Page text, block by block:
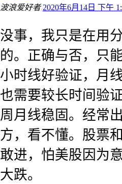
波浪爱好者 2020年6月14日 下午
没事，我只是在用
的。正确与否，只
小时线好验证，月
也需要较长时间验
周月线稳固。经常
方，看不懂。股票
敢进，怕美股因为
大跌。